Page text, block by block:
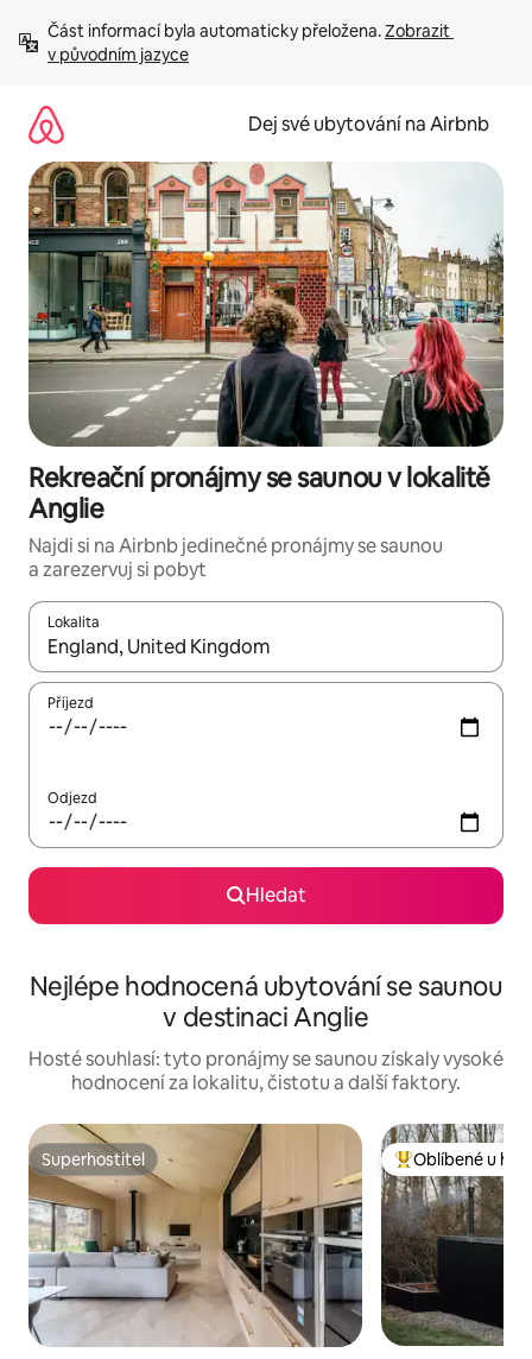
obsah
Část informací byla automaticky přeložena. Zobrazit
v původním jazyce
Dej své ubytování na Airbnb
Rekreační pronájmy se saunou v lokalitě
Anglie
Najdi si na Airbnb jedinečné pronájmy se saunou
a zarezervuj si pobyt
Lokalita
Až budou výsledky k dispozici, můžeš si je procházet pomocí
Příjezd
Odjezd
Hledat
Nejlépe hodnocená ubytování se saunou
v destinaci Anglie
Hosté souhlasí: tyto pronájmy se saunou získaly vysoké
hodnocení za lokalitu, čistotu a další faktory.
Superhostitel
Superhostitel Nejlepší v
Oblíbené u